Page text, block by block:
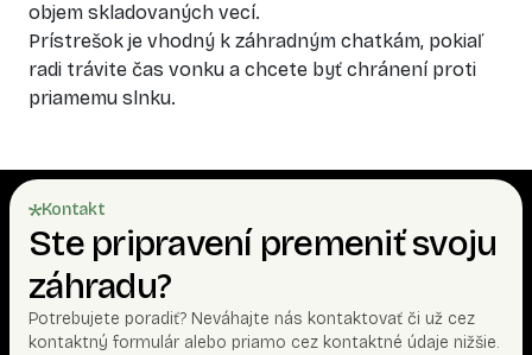
objem skladovaných vecí.
Prístrešok je vhodný k záhradným chatkám, pokiaľ
radi trávite čas vonku a chcete byť chránení proti
priamemu slnku.
Kontakt
Ste pripravení premeniť svoju
záhradu?
Potrebujete poradiť? Neváhajte nás kontaktovať či už cez
kontaktný formulár alebo priamo cez kontaktné údaje nižšie.